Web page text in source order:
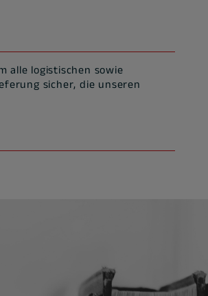
alle logistischen sowie
sicher, die unseren